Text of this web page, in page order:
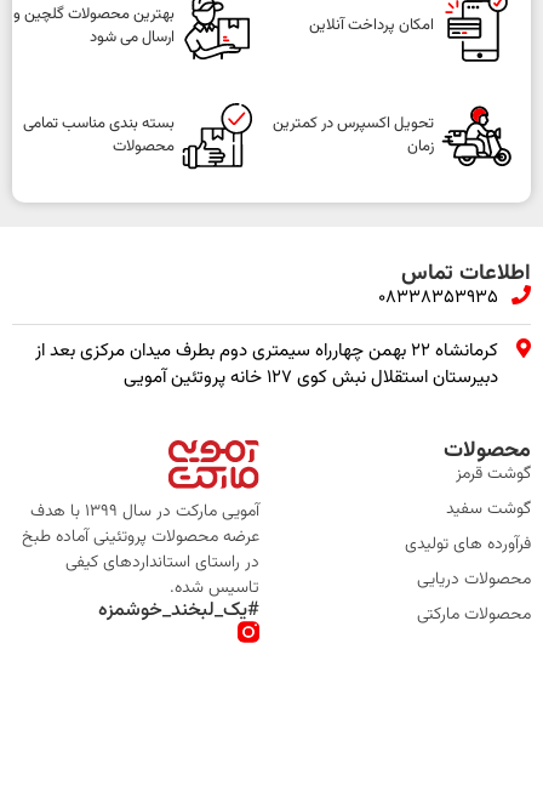
امکان پرداخت آنلاین
بهترین محصولات گلچین و
ارسال می شود
تحویل اکسپرس در کمترین
زمان
بسته بندی مناسب تمامی
محصولات
اطلاعات تماس
08338353935
کرمانشاه ۲۲ بهمن چهارراه سیمتری دوم بطرف میدان مرکزی بعد از
دبیرستان استقلال نبش کوی ۱۲۷ خانه پروتئین آمویی
محصولات
گوشت قرمز
گوشت سفید
فرآورده های تولیدی
محصولات دریایی
محصولات مارکتی
آمویی مارکت در سال 1399 با هدف
عرضه محصولات پروتئینی آماده طبخ
در راستای استانداردهای کیفی
تاسیس شده.
#یک_لبخند_خوشمزه